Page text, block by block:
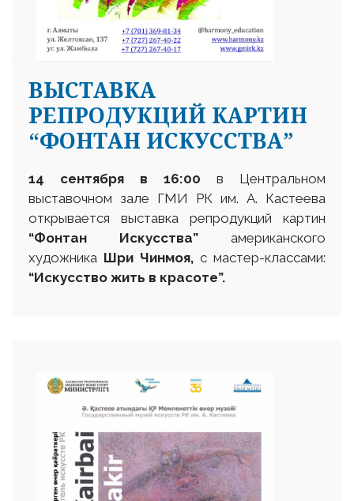
ВЫСТАВКА
РЕПРОДУКЦИЙ КАРТИН
“ФОНТАН ИСКУССТВА”
14 сентября в 16:00 в Центральном
выставочном зале ГМИ РК им. А. Кастеева
открывается выставка репродукций картин
“Фонтан Искусства” американского
художника Шри Чинмоя, с мастер-классами:
“Искусство жить в красоте”.